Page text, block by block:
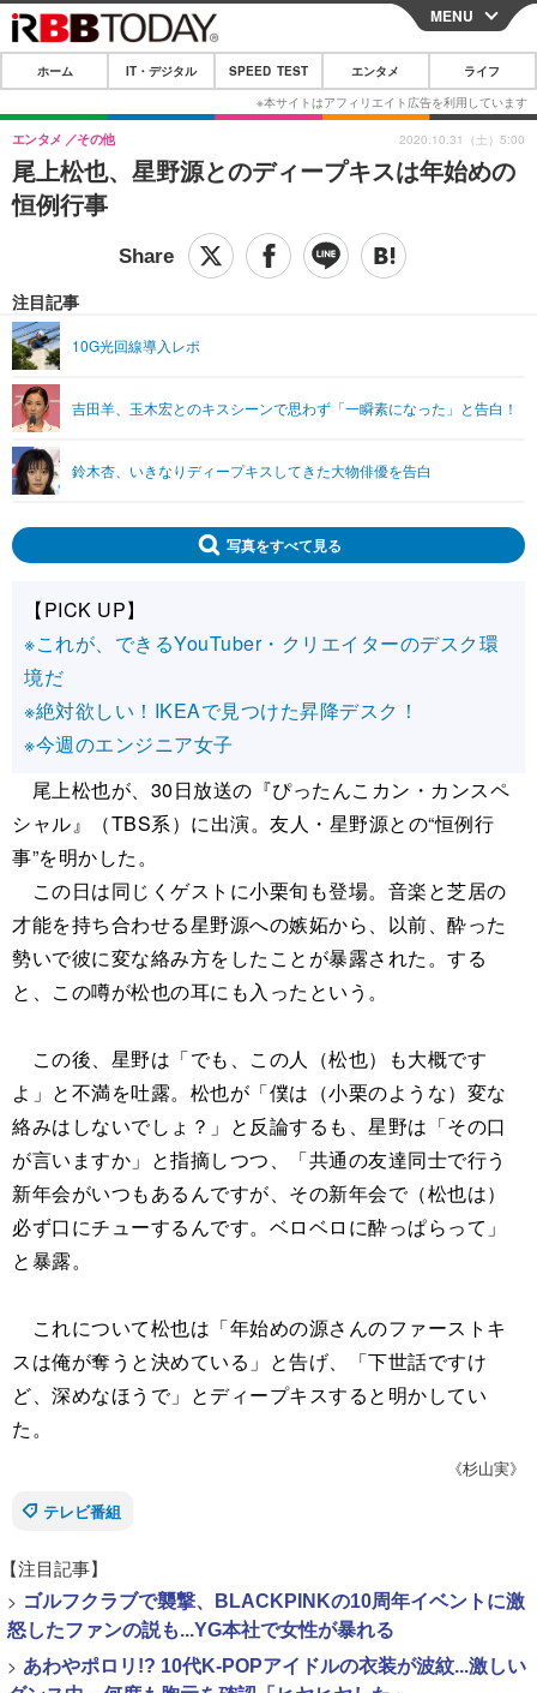
CLOSE
ホーム
IT・デジタル
IT・デジタルTOP スマートフォン
その他
SPEED TEST
映画・ドラマ
グラビア ブログ
ショッピング その他
ライフTOP
リリース一覧
プッシュ通知の停止方法
MENU
ホーム IT・デジタル SPEED TEST エンタメ ライフ
尾上松也、星野源とのディープキスは年始めの
恒例行事
エンタメ その他
注目記事
10G光回線導入レポ
吉田羊、玉木宏とのキスシーンで思わず「一瞬素になった」と告白！
鈴木杏、いきなりディープキスしてきた大物俳優を告白
2020.10.31（土）5:00
写真をすべて見る
【PICK UP】
※これが、できるYouTuber・クリエイターのデスク環
境だ
※絶対欲しい！IKEAで見つけた昇降デスク！
※今週のエンジニア女子
尾上松也が、30日放送の『ぴったんこカン・カンスペ
シャル』（TBS系）に出演。友人・星野源との“恒例行
事”を明かした。
この日は同じくゲストに小栗旬も登場。音楽と芝居の
才能を持ち合わせる星野源への嫉妬から、以前、酔った
勢いで彼に変な絡み方をしたことが暴露された。する
と、この噂が松也の耳にも入ったという。
この後、星野は「でも、この人（松也）も大概です
よ」と不満を吐露。松也が「僕は（小栗のような）変な
絡みはしないでしょ？」と反論するも、星野は「その口
が言いますか」と指摘しつつ、「共通の友達同士で行う
新年会がいつもあるんですが、その新年会で（松也は）
必ず口にチューするんです。ベロベロに酔っぱらって」
と暴露。
これについて松也は「年始めの源さんのファーストキ
スは俺が奪うと決めている」と告げ、「下世話ですけ
ど、深めなほうで」とディープキスすると明かしてい
た。
《杉山実》
テレビ番組
【注目記事】
> ゴルフクラブで襲撃、BLACKPINKの10周年イベントに激
怒したファンの説も...YG本社で女性が暴れる
> あわやポロリ!? 10代K-POPアイドルの衣装が波紋...激しい